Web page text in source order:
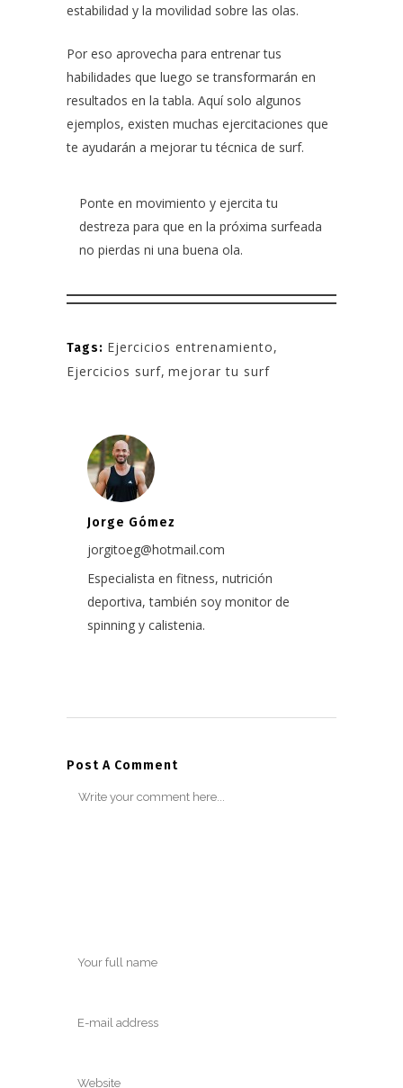
estabilidad y la movilidad sobre las olas.
Por eso aprovecha para entrenar tus
habilidades que luego se transformarán en
resultados en la tabla. Aquí solo algunos
ejemplos, existen muchas ejercitaciones que
te ayudarán a mejorar tu técnica de surf.
Ponte en movimiento y ejercita tu
destreza para que en la próxima surfeada
no pierdas ni una buena ola.
Tags: Ejercicios entrenamiento,
Ejercicios surf, mejorar tu surf
Jorge Gómez
jorgitoeg@hotmail.com
Especialista en fitness, nutrición
deportiva, también soy monitor de
spinning y calistenia.
Post A Comment